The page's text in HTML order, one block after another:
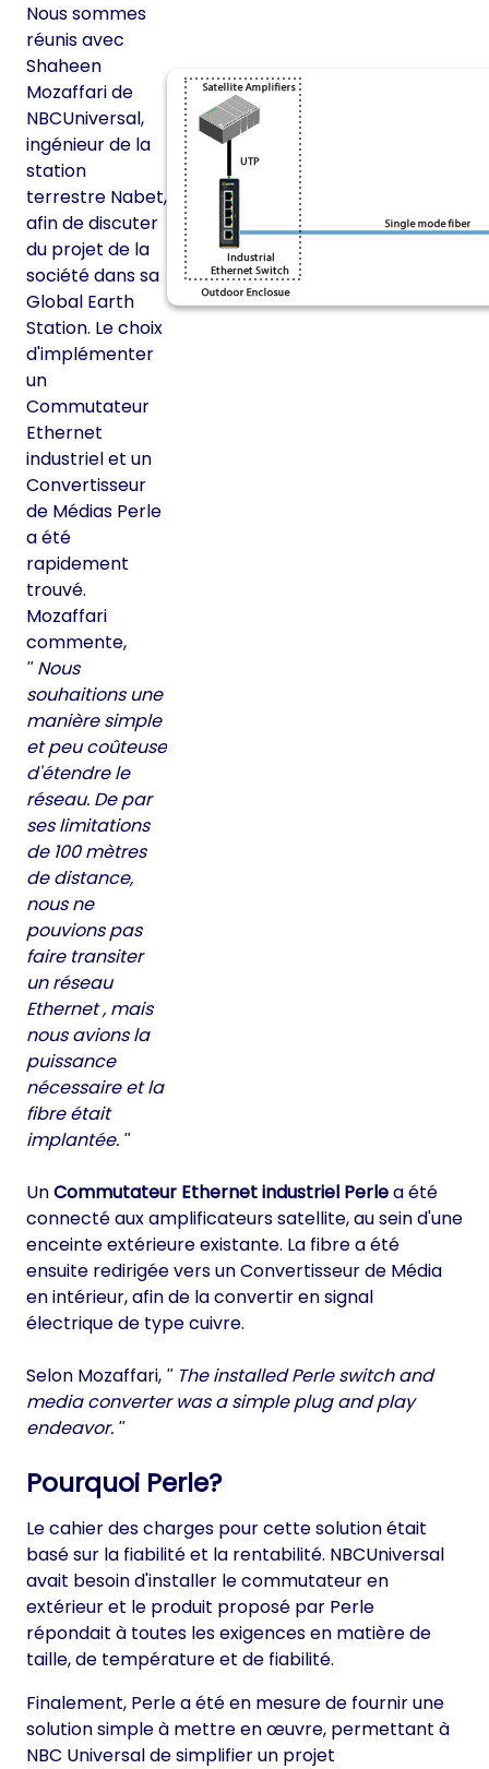
Nous sommes
réunis avec
Shaheen
Mozaffari de
NBCUniversal,
ingénieur de la
station
terrestre Nabet,
afin de discuter
du projet de la
société dans sa
Global Earth
Station. Le choix
d'implémenter
un
Commutateur
Ethernet
industriel et un
Convertisseur
de Médias Perle
a été
rapidement
trouvé.
Mozaffari
commente,
Nous
souhaitions une
manière simple
et peu coûteuse
d'étendre le
réseau. De par
ses limitations
de 100 mètres
de distance,
nous ne
pouvions pas
faire transiter
un réseau
Ethernet , mais
nous avions la
puissance
nécessaire et la
fibre était
implantée.
UnCommutateur Ethernet industriel Perlea été
connecté aux amplificateurs satellite, au sein d'une
enceinte extérieure existante. La fibre a été
ensuite redirigée vers un Convertisseur de Média
en intérieur, afin de la convertir en signal
électrique de type cuivre.
Selon Mozaffari,
The installed Perle switch and
media converter was a simple plug and play
endeavor.
Pourquoi Perle?
Le cahier des charges pour cette solution était
basé sur la fiabilité et la rentabilité. NBCUniversal
avait besoin d'installer le commutateur en
extérieur et le produit proposé par Perle
répondait à toutes les exigences en matière de
taille, de température et de fiabilité.
Finalement, Perle a été en mesure de fournir une
solution simple à mettre en œuvre, permettant à
NBC Universal de simplifier un projet